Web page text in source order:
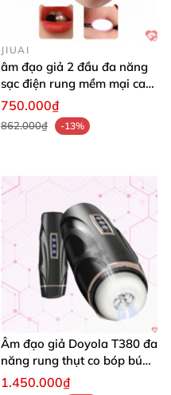
JIUAI
âm đạo giả 2 đầu đa năng
sạc điện rung mềm mại cao
cấp
750.000₫
862.000₫ -13%
Âm đạo giả Doyola T380 đa
năng rung thụt co bóp bú
mút tự động
1.450.000₫